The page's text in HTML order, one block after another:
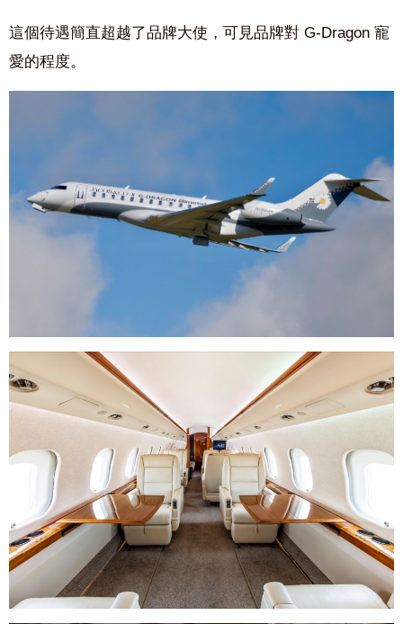
這個待遇簡直超越了品牌大使，可見品牌對 G-Dragon 寵
愛的程度。